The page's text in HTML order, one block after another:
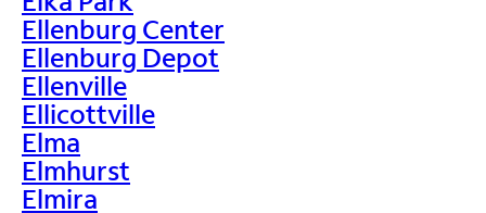
Ellenburg Center
Ellenburg Depot
Ellenville
Ellicottville
Elma
Elmhurst
Elmira